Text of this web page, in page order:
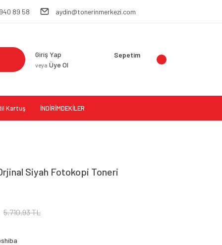
89 58 aydin@tonerinmerkezi.com
Giriş Yap
veya Üye Ol
Sepetim
Kartuş İNDİRİMDEKİLER
Siyah Fotokopi Toneri
5.710,93 TL